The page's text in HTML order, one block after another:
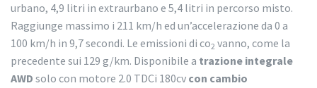
urbano, 4,9 litri in extraurbano e 5,4 litri in percorso misto.
Raggiunge massimo i 211 km/h ed un’accelerazione da 0 a
100 km/h in 9,7 secondi. Le emissioni di co2 vanno, come la
precedente sui 129 g/km. Disponibile a trazione integrale
AWD solo con motore 2.0 TDCi 180cv con cambio